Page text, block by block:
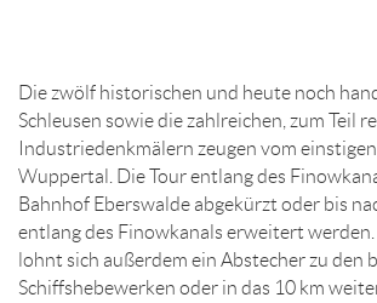
Die zwölf historischen und heute noch
Schleusen sowie die zahlreichen, zum Teil
Industriedenkmälern zeugen vom
Wuppertal. Die Tour entlang des
Bahnhof Eberswalde abgekürzt oder bis
entlang des Finowkanals erweitert
lohnt sich außerdem ein Abstecher zu den
Schiffshebewerken oder in das 10 km